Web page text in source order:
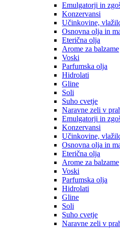
Emulgatorji in
Konzervansi
Učinkovine,
Osnovna olja in
Eterična olja
Arome za balzame
Voski
Parfumska olja
Hidrolati
Gline
Soli
Suho cvetje
Naravne zeli v
Emulgatorji in
Konzervansi
Učinkovine,
Osnovna olja in
Eterična olja
Arome za balzame
Voski
Parfumska olja
Hidrolati
Gline
Soli
Suho cvetje
Naravne zeli v